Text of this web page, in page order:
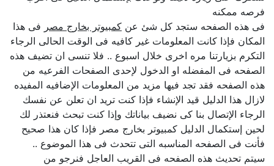
فرصه ممكنه
فى هذه الصفحه ستجد كل شئ عنكمبيوتر بخارج مصرفى هذا
المكان فإذا كانت المعلومات غير كافيه فى الوقت الحالى الرجاء
التكرم بزيارتنا مره اخرى خلال اسبوع .. فلا تنسى ان تضيف هذه
الصفحه فى المفضله او الدخول لإحدى الصفحات الفرعيه من
هذه الصفحه فقد تجد فيها مزيد من المعلومات الإضافيه المفيده
لازال هذا الدليل قيد الإنشاء فإذا كنت تريد ان تعلن عن نفسك
الرجاء الإتصال بنا كى نضيف بياناتك وإذا كنت تبحث فنعتذر لك
لحين إستكمال الدليل كمبيوتر بخارج مصر فإذا كان هذا صحيح
فأنت فى الصفحه المناسبه التى تتحدث فى هذا الموضوع ..
سيتم تحديث هذه الصفحه فى القريب العاجل فنرجو من